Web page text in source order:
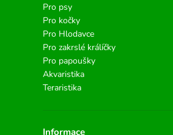
Pro psy
Pro kočky
Pro Hlodavce
Pro zakrslé králíčky
Pro papoušky
Akvaristika
Teraristika
Informace